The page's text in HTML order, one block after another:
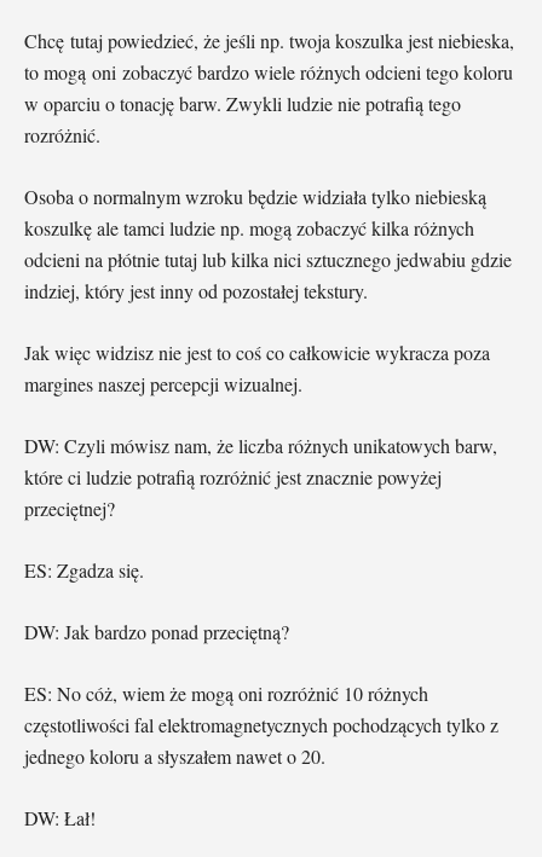
Chcę tutaj powiedzieć, że jeśli np. twoja koszulka jest niebieska,
to mogą oni zobaczyć bardzo wiele różnych odcieni tego koloru
w oparciu o tonację barw. Zwykli ludzie nie potrafią tego
rozróżnić.
Osoba o normalnym wzroku będzie widziała tylko niebieską
koszulkę ale tamci ludzie np. mogą zobaczyć kilka różnych
odcieni na płótnie tutaj lub kilka nici sztucznego jedwabiu gdzie
indziej, który jest inny od pozostałej tekstury.
Jak więc widzisz nie jest to coś co całkowicie wykracza poza
margines naszej percepcji wizualnej.
DW: Czyli mówisz nam, że liczba różnych unikatowych barw,
które ci ludzie potrafią rozróżnić jest znacznie powyżej
przeciętnej?
ES: Zgadza się.
DW: Jak bardzo ponad przeciętną?
ES: No cóż, wiem że mogą oni rozróżnić 10 różnych
częstotliwości fal elektromagnetycznych pochodzących tylko z
jednego koloru a słyszałem nawet o 20.
DW: Łał!